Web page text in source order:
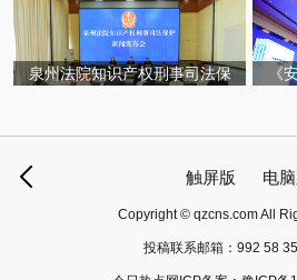
泉州法院知识产权刑事司法保 《
触屏版 电
Copyright © qzcns.com All
投稿联系邮箱： 992 58